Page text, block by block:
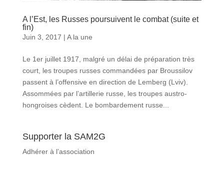
A l’Est, les Russes poursuivent le combat (suite et
fin)
Juin 3, 2017 | A la une
Le 1er juillet 1917, malgré un délai de préparation très
court, les troupes russes commandées par Broussilov
passent à l’offensive en direction de Lemberg (Lviv).
Assommées par l’artillerie russe, les troupes austro-
hongroises cèdent. Le bombardement russe...
Supporter la SAM2G
Adhérer à l’association